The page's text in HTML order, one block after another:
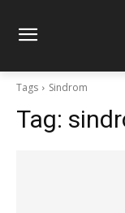
Tags Sindrom
Tag: